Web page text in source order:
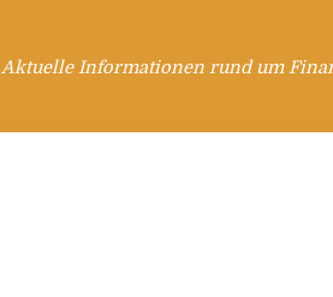
Aktuelle Informationen rund um